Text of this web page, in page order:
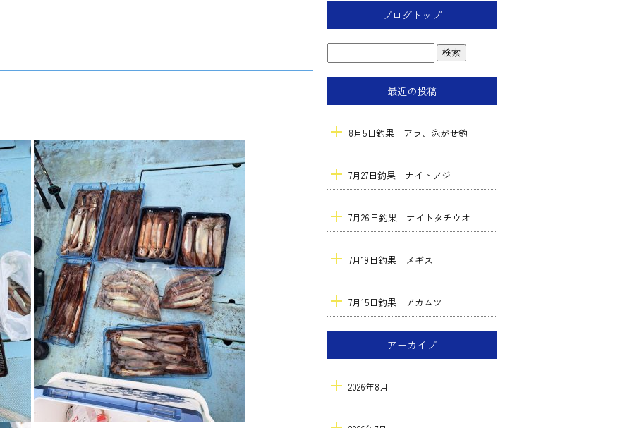
ブログトップ
最近の投稿
8月5日釣果 アラ、泳がせ釣
7月27日釣果 ナイトアジ
7月26日釣果 ナイトタチウオ
7月19日釣果 メギス
7月15日釣果 アカムツ
アーカイブ
2026年8月